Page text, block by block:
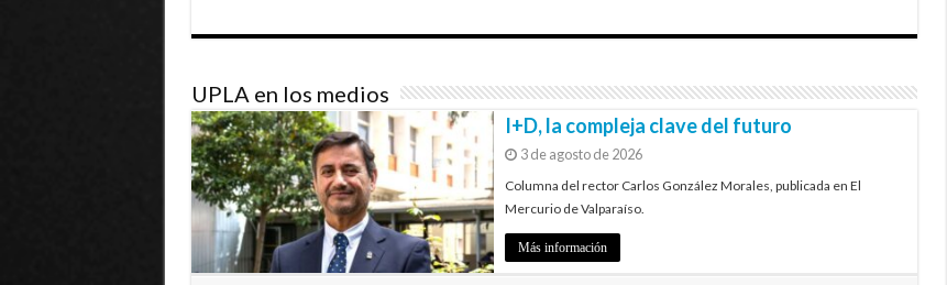
UPLA en los medios
I+D, la compleja clave del futuro
3 de agosto de 2026
Columna del rector Carlos González Morales, publicada en El
Mercurio de Valparaíso.
Más información